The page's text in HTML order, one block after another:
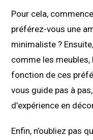
Pour cela,
préférez-vous une
minimaliste ?
comme les
fonction de ces
vous guide pas à
d’expérience en
Enfin, n’oubliez pas